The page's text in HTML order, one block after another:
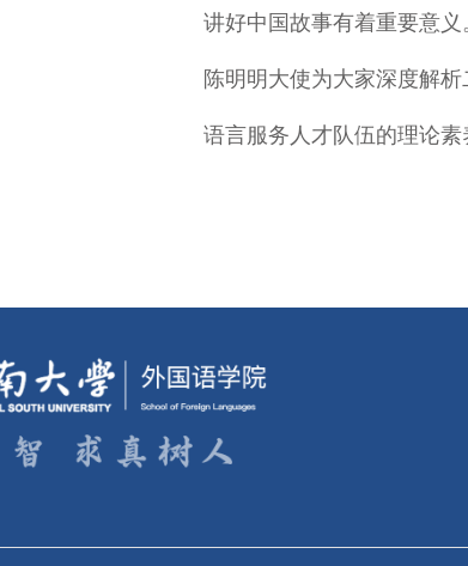
讲好中国故事有着重要意
陈明明大使为大家深度解
语言服务人才队伍的理论素